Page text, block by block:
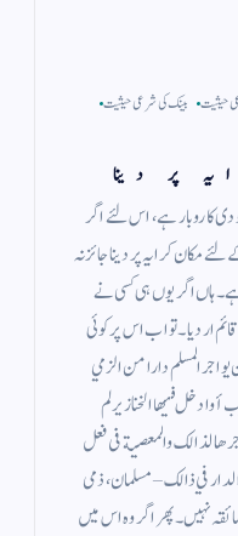
حیثیت بینک کی شرعی حیثیت
پر دینا
کاروبار ہے ، اس لئے اگر
مکان کرایہ پر دینا جائز نہ
۔ ہاں اگر یوں ہی کسی نے
ار دیا ۔ تو اب اس پر کوئی
يواجر المسلم دارا من الزمي
أوادخل فيها الخنازير لم
لذالك والمعصية فى فعل
في ذالك – مسلمان ، ذمی
نہیں ۔ پھر اگر وہ اس میں